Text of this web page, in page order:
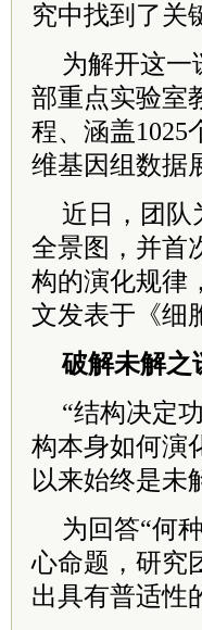
究中找到了关
为解开这一
部重点实验室
程、涵盖1025
维基因组数据
近日，团队
全景图，并首
构的演化规律
文发表于《细
破解未解之
“结构决定
构本身如何演
以来始终是未
为回答“何
心命题，研究
出具有普适性